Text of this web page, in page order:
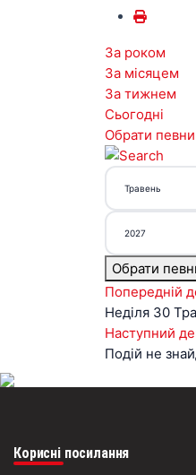
За роком
За місяцем
За тижнем
Сьогодні
Обрати
Обрати
Попередній
Неділя 30
Наступний
Подій не
Корисні посилання